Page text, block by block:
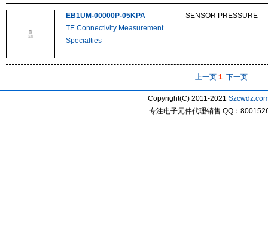
EB1UM-00000P-05KPA
TE Connectivity Measurement
Specialties
SENSOR PRESSURE
上一页 1 下一页
Copyright(C) 2011-2021
专注电子元件代理销售 QQ：